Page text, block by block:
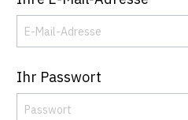
Ihr Passwort